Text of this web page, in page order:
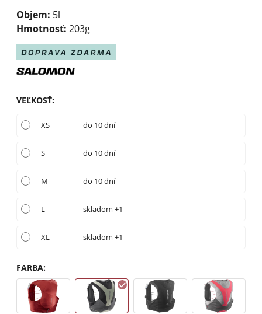
Objem: 5l
Hmotnosť: 203g
VEĽKOSŤ:
XS do 10 dní
S do 10 dní
M do 10 dní
L skladom +1
XL skladom +1
FARBA: